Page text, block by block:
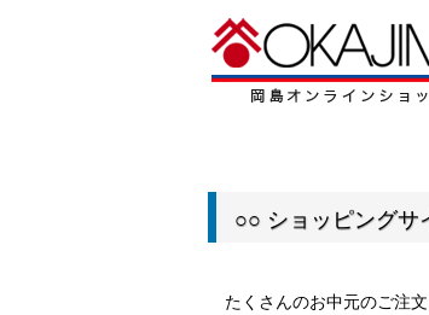
○○ ショッピングサ
たくさんのお中元のご注